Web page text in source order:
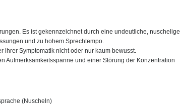
Es ist gekennzeichnet durch eine undeutliche, nuschelige
und zu hohem Sprechtempo.
ihrer Symptomatik nicht oder nur kaum bewusst.
Aufmerksamkeitsspanne und einer Störung der Konzentration
(Nuscheln)